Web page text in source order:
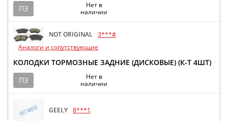
ПЗ
Нет в
наличии
NOT ORIGINAL 3***#
Аналоги и сопутствующие
КОЛОДКИ ТОРМОЗНЫЕ ЗАДНИЕ (ДИСКОВЫЕ) (К-Т 4ШТ)
ПЗ
Нет в
наличии
GEELY 8***1